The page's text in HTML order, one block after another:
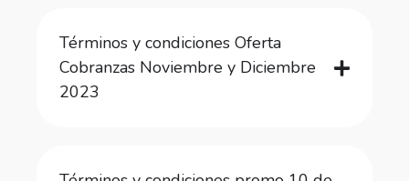
Términos y condiciones Oferta
Cobranzas Noviembre y Diciembre
2023